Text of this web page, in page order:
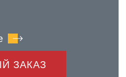
ЗАКАЗ